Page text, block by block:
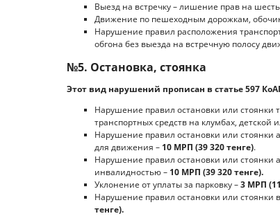
Выезд на встречку – лишение прав на
Движение по пешеходным дорожкам,
Нарушение правил расположения
обгона без выезда на встречную полосу
№5. Остановка, стоянка
Этот вид нарушений прописан в статье 597
Нарушение правил остановки или стоянки
транспортных средств на клумбах, детской
Нарушение правил остановки или стоянки
для движения – 10 МРП (39 320 тенге).
Нарушение правил остановки или стоянки
инвалидностью – 10 МРП (39 320 тенге).
Уклонение от уплаты за парковку –3 МРП
Нарушение правил остановки или стоянки
тенге).